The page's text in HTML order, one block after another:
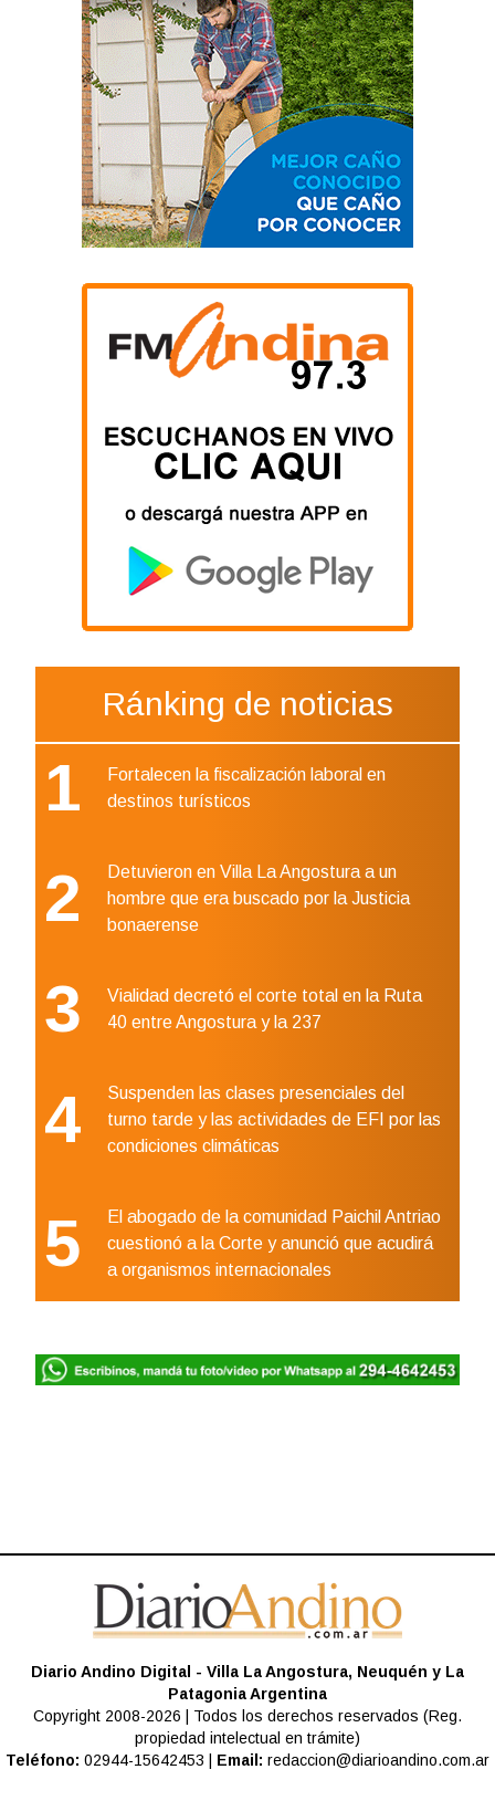
Ránking de noticias
1
Fortalecen la fiscalización laboral en
destinos turísticos
2
Detuvieron en Villa La Angostura a un
hombre que era buscado por la Justicia
bonaerense
3
Vialidad decretó el corte total en la Ruta
40 entre Angostura y la 237
4
Suspenden las clases presenciales del
turno tarde y las actividades de EFI por las
condiciones climáticas
5
El abogado de la comunidad Paichil Antriao
cuestionó a la Corte y anunció que acudirá
a organismos internacionales
Diario Andino Digital - Villa La Angostura, Neuquén y La
Patagonia Argentina
Copyright 2008-2026 | Todos los derechos reservados (Reg.
propiedad intelectual en trámite)
Teléfono: 02944-15642453 | Email: redaccion@diarioandino.com.ar